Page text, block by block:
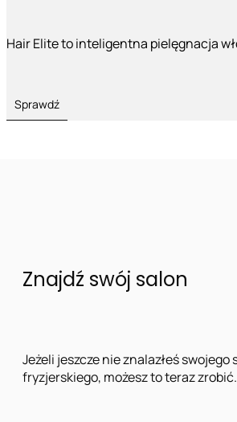
Hair Elite to inteligentna pielęgnacja
Sprawdź
Znajdź swój salon
Jeżeli jeszcze nie znalazłeś swojego
fryzjerskiego, możesz to teraz zrobić.